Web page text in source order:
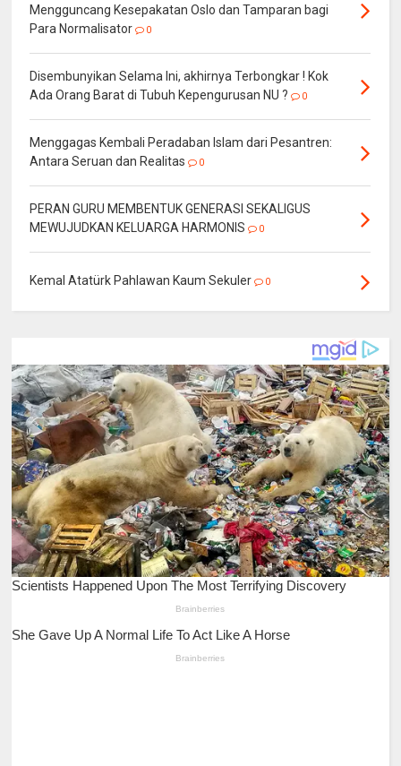
Mengguncang Kesepakatan Oslo dan Tamparan bagi
Para Normalisator
0
Disembunyikan Selama Ini, akhirnya Terbongkar ! Kok
Ada Orang Barat di Tubuh Kepengurusan NU ?
0
Menggagas Kembali Peradaban Islam dari Pesantren:
Antara Seruan dan Realitas
0
PERAN GURU MEMBENTUK GENERASI SEKALIGUS
MEWUJUDKAN KELUARGA HARMONIS
0
Kemal Atatürk Pahlawan Kaum Sekuler 0